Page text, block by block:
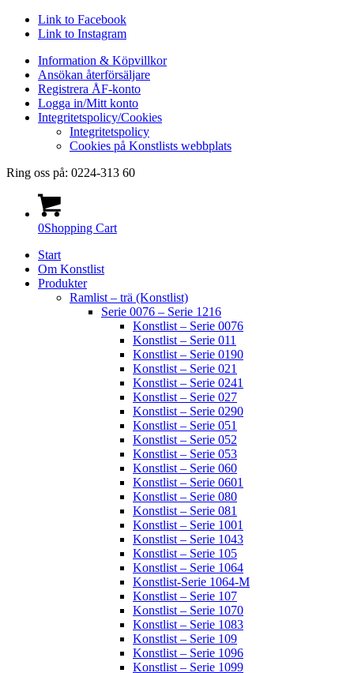
Link to Facebook
Link to Instagram
Information & Köpvillkor
Ansökan återförsäljare
Registrera ÅF-konto
Logga in/Mitt konto
Integritetspolicy/Cookies
Integritetspolicy
Cookies på Konstlists webbplats
Ring oss på: 0224-313 60
0Shopping Cart
Start
Om Konstlist
Produkter
Ramlist – trä (Konstlist)
Serie 0076 – Serie 1216
Konstlist – Serie 0076
Konstlist – Serie 011
Konstlist – Serie 0190
Konstlist – Serie 021
Konstlist – Serie 0241
Konstlist – Serie 027
Konstlist – Serie 0290
Konstlist – Serie 051
Konstlist – Serie 052
Konstlist – Serie 053
Konstlist – Serie 060
Konstlist – Serie 0601
Konstlist – Serie 080
Konstlist – Serie 081
Konstlist – Serie 1001
Konstlist – Serie 1043
Konstlist – Serie 105
Konstlist – Serie 1064
Konstlist-Serie 1064-M
Konstlist – Serie 107
Konstlist – Serie 1070
Konstlist – Serie 1083
Konstlist – Serie 109
Konstlist – Serie 1096
Konstlist – Serie 1099